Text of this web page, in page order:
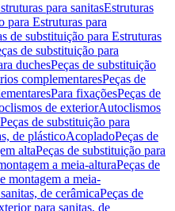
para sanitasEstruturas
para Estruturas para
de substituição para Estruturas
de substituição para
duchesPeças de substituição
complementaresPeças de
Para fixaçõesPeças de
de exteriorAutoclismos
Peças de substituição para
de plásticoAcopladoPeças de
altaPeças de substituição para
a meia-alturaPeças de
montagem a meia-
de cerâmicaPeças de
para sanitas, de